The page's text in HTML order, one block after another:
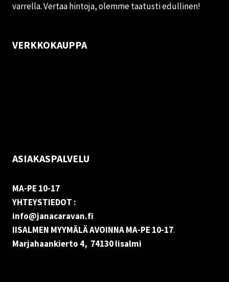
varrella. Vertaa hintoja, olemme taatusti edullinen!
VERKKOKAUPPA
ASIAKASPALVELU
MA-PE 10-17
YHTEYSTIEDOT :
info@janacaravan.fi
IISALMEN MYYMÄLÄ AVOINNA MA-PE 10-17.
Marjahaankierto 4, 74130 Iisalmi